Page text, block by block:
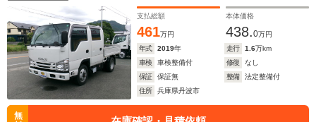
支払総額
461万円
本体価格
438.0万円
年式
2019年 走行 1.6万km
車検
車検整備付 修復
なし
保証
保証無 整備
法定整備付
住所
兵庫県丹波市
無